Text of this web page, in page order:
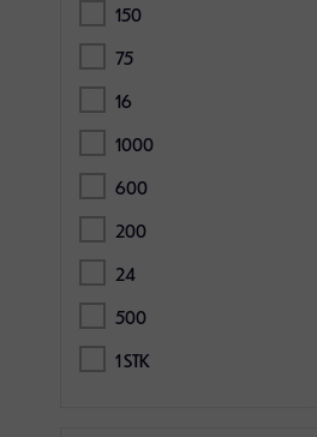
150
75
16
1000
600
200
24
500
1 STK